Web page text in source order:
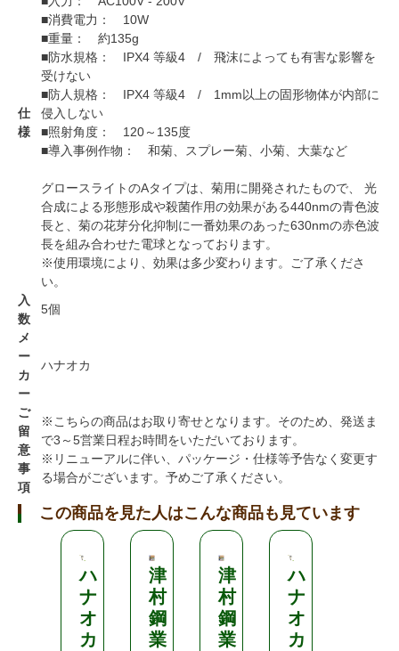
仕
様
■消費電力： 10W
■重量： 約135g
■防水規格： IPX4 等級4 / 飛沫によっても有害な影響を
受けない
■防人規格： IPX4 等級4 / 1mm以上の固形物体が内部に
侵入しない
■照射角度： 120～135度
■導入事例作物： 和菊、スプレー菊、小菊、大葉など
グロースライトのAタイプは、菊用に開発されたもので、 光
合成による形態形成や殺菌作用の効果がある440nmの青色波
長と、菊の花芽分化抑制に一番効果のあった630nmの赤色波
長を組み合わせた電球となっております。
※使用環境により、効果は多少変わります。ご了承くださ
い。
入
数
5個
メ
ー
カ
ー
ハナオカ
ご
留
意
事
項
※こちらの商品はお取り寄せとなります。そのため、発送ま
で3～5営業日程お時間をいただいております。
※リニューアルに伴い、パッケージ・仕様等予告なく変更す
る場合がございます。予めご了承ください。
この商品を見た人はこんな商品も見ています
ハ
ナ
オ
カ
津
村
鋼
業
津
村
鋼
業
ハ
ナ
オ
カ